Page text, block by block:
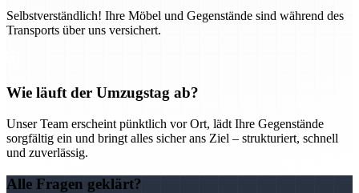
Selbstverständlich! Ihre Möbel und Gegenstände sind während des
Transports über uns versichert.
Wie läuft der Umzugstag ab?
Unser Team erscheint pünktlich vor Ort, lädt Ihre Gegenstände
sorgfältig ein und bringt alles sicher ans Ziel – strukturiert, schnell
und zuverlässig.
Alle Fragen geklärt?